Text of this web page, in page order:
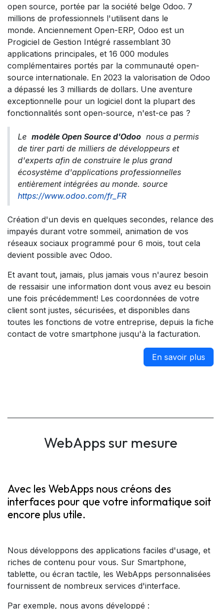
open source, portée par la société belge Odoo. 7
millions de professionnels l'utilisent dans le
monde. Anciennement Open-ERP, Odoo est un
Progiciel de Gestion Intégré rassemblant 30
applications principales, et 16 000 modules
complémentaires portés par la communauté open-
source internationale. En 2023 la valorisation de Odoo
a dépassé les 3 milliards de dollars. Une aventure
exceptionnelle pour un logiciel dont la plupart des
fonctionnalités sont open-source, n'est-ce pas ?
Le modèle Open Source d'Odoo nous a permis
de tirer parti de milliers de développeurs et
d'experts afin de construire le plus grand
écosystème d'applications professionnelles
entièrement intégrées au monde. source
https://www.odoo.com/fr_FR
Création d'un devis en quelques secondes, relance des
impayés durant votre sommeil, animation de vos
réseaux sociaux programmé pour 6 mois, tout cela
devient possible avec Odoo.
Et avant tout, jamais, plus jamais vous n'aurez besoin
de ressaisir une information dont vous avez eu besoin
une fois précédemment! Les coordonnées de votre
client sont justes, sécurisées, et disponibles dans
toutes les fonctions de votre entreprise, depuis la fiche
contact de votre smartphone jusqu'à la facturation.
En savoir plus
WebApps sur mesure
Avec les WebApps nous créons des
interfaces pour que votre informatique soit
encore plus utile.
Nous développons des applications faciles d'usage, et
riches de contenu pour vous. Sur Smartphone,
tablette, ou écran tactile, les WebApps personnalisées
fournissent de nombreux services d'interface.
Par exemple, nous avons développé :